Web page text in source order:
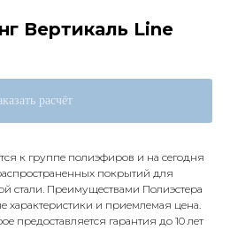
Вертикаль Line
расчёт
к группе полиэфиров и на сегодня
покрытий для
стали. Преимуществами Полиэстера
характеристики и приемлемая цена.
предоставляется гарантия до 10 лет